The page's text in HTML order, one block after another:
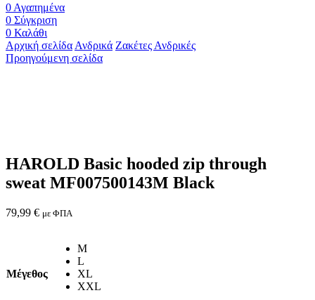
0 Αγαπημένα
0 Σύγκριση
0 Καλάθι
Αρχική σελίδα Ανδρικά Ζακέτες Ανδρικές
Προηγούμενη σελίδα
HAROLD Basic hooded zip through
sweat MF007500143M Black
79,99 € με ΦΠΑ
Μέγεθος
M
L
XL
XXL